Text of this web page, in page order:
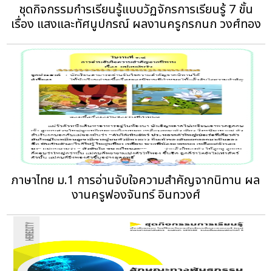
ชุดกิจกรรมกำรเรียนรู้แบบวัฏจักรการเรียนรู้ 7 ขั้น
เรื่อง แสงและทัศนูปกรณ์ ผลงานครูกรกนก วงศ์ทอง
ภาษาไทย ม.1 การอ่านจับใจความสำคัญจากนิทาน ผล
งานครูฟองจันทร์ อินทวงศ์